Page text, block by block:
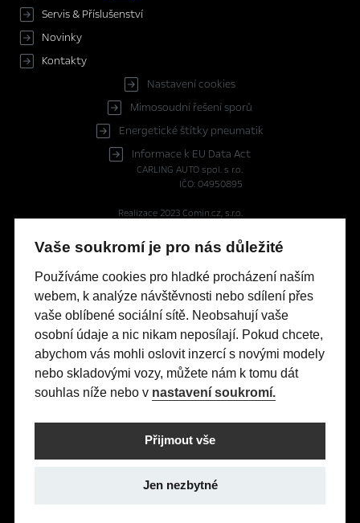
Servis & Příslušenství
Novinky
Kontakty
Nastavení cookies
Mimosoudní řešení sporů
Energetické štítky pneumatik
Informace k EU Data Act
CARLING AUTO spol. s r.o.
IČO: 04950895
Realizace 2023 Comin.cz, s.r.o.
Opel ASTRA HB 1.5 CDTI Financování Astra Edition HB 1.5 CDTI
(96 kW/130 k) AT8: Pořizovací cena s DPH: 579 990 Kč, část ceny
hrazená klientem (60%): 347 994 Kč, délka úvěru 60 měsíců,
splátka bez pojištění 3.990 Kč, pevná výpůjční úroková sazba:
1,24% p.a., nabídka je určena pro fyzické osoby podnikatele a
právnické osoby a platí do 30. 6. 2026 nebo do odvolání.
Tato nabídka je pouze indikativní, není návrhem na uzavření
smlouvy a nelze z ní proto dovozovat povinnost společnosti
Poskytovatelem financování je UniCredit Leasing CZ, a.s.,
Vaše soukromí je pro nás důležité
Používáme cookies pro hladké procházení naším
webem, k analýze návštěvnosti nebo sdílení přes
vaše oblíbené sociální sítě. Neobsahují vaše
osobní údaje a nic nikam neposílají. Pokud chcete,
abychom vás mohli oslovit inzercí s novými modely
nebo skladovými vozy, můžete nám k tomu dát
souhlas níže nebo v nastavení soukromí.
Přijmout vše
Jen nezbytné